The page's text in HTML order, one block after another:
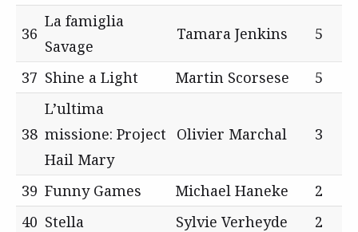
36
La famiglia
Savage
Tamara Jenkins 5
37 Shine a Light Martin Scorsese 5
38
L’ultima
missione: Project
Hail Mary
Olivier Marchal 3
39 Funny Games Michael Haneke
2
40 Stella Sylvie Verheyde 2